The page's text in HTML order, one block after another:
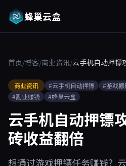
蜂巢云盒
首页/博客/商业资讯/云手机自动押镖
商业资讯 #云手机自动押镖 #游戏搬
#副业赚钱
#蜂巢云盒
云手机自动押镖
砖收益翻倍
想通过游戏押镖任务赚钱？